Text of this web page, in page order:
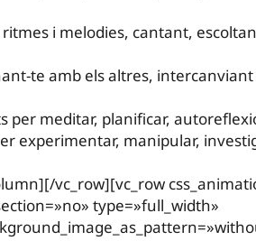
i melodies, cantant,
te amb els altres, intercanviant
per meditar, planificar,
experimentar, manipular,
vc_row][vc_row
type=»full_width»